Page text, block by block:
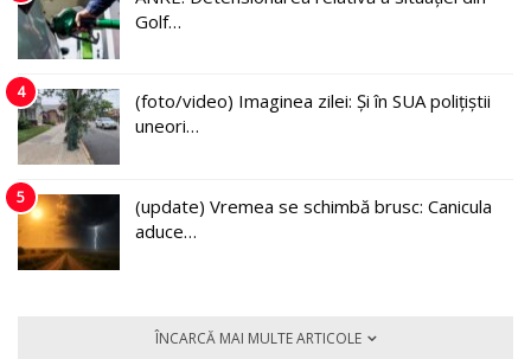
Golf…
4
(foto/video) Imaginea zilei: Și în SUA polițiștii
uneori…
5
(update) Vremea se schimbă brusc: Canicula
aduce…
ÎNCARCĂ MAI MULTE ARTICOLE